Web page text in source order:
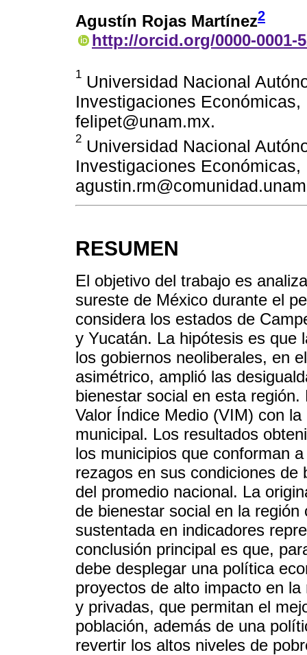
Agustín Rojas Martínez2
http://orcid.org/0000-0001-
1 Universidad Nacional
Investigaciones
felipet@unam.mx.
2 Universidad Nacional
Investigaciones
RESUMEN
El objetivo del trabajo es
sureste de México durante el
considera los estados de
y Yucatán. La hipótesis es que
los gobiernos neoliberales, en
asimétrico, amplió las
bienestar social en esta
Valor Índice Medio (VIM) con
municipal. Los resultados
los municipios que conforman
rezagos en sus condiciones de
del promedio nacional. La
de bienestar social en la
sustentada en indicadores
conclusión principal es que,
debe desplegar una política
proyectos de alto impacto en
y privadas, que permitan el
población, además de una
revertir los altos niveles de